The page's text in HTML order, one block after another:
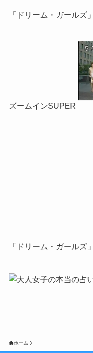
「ドリーム・ガールズ」
ズームインSUPER
「ドリーム・ガールズ」
ホーム